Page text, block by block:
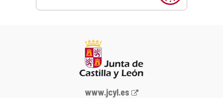
Portal
www.jcyl.es